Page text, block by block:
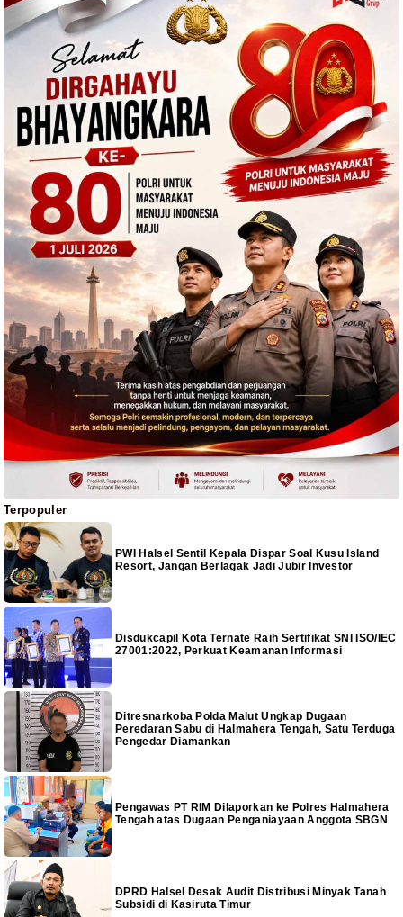
Terpopuler
PWI Halsel Sentil Kepala Dispar Soal Kusu Island
Resort, Jangan Berlagak Jadi Jubir Investor
Disdukcapil Kota Ternate Raih Sertifikat SNI ISO/IEC
27001:2022, Perkuat Keamanan Informasi
Ditresnarkoba Polda Malut Ungkap Dugaan
Peredaran Sabu di Halmahera Tengah, Satu Terduga
Pengedar Diamankan
Pengawas PT RIM Dilaporkan ke Polres Halmahera
Tengah atas Dugaan Penganiayaan Anggota SBGN
DPRD Halsel Desak Audit Distribusi Minyak Tanah
Subsidi di Kasiruta Timur